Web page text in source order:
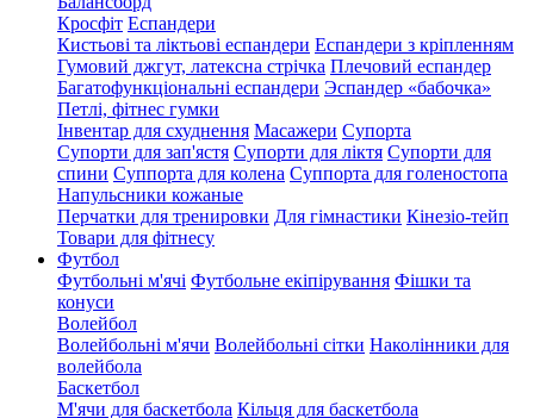
Кросфіт Еспандери
Кистьові та ліктьові еспандери Еспандери з кріпленням
Гумовий джгут, латексна стрічка Плечовий еспандер
Багатофункціональні еспандери Эспандер «бабочка»
Петлі, фітнес гумки
Інвентар для схуднення Масажери Супорта
Супорти для зап'ястя Супорти для ліктя Супорти для
спини Суппорта для колена Суппорта для голеностопа
Напульсники кожаные
Перчатки для тренировки Для гімнастики Кінезіо-тейп
Товари для фітнесу
Футбол
Футбольні м'ячі Футбольне екіпірування Фішки та
конуси
Волейбол
Волейбольні м'ячи Волейбольні сітки Наколінники для
волейбола
Баскетбол
М'ячи для баскетбола Кільця для баскетбола